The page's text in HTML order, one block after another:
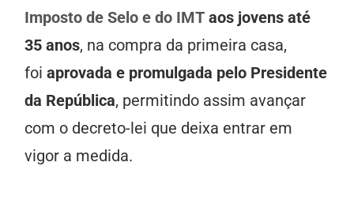
Imposto de Selo e do IMT aos jovens até
35 anos, na compra da primeira casa,
foiaprovada e promulgada pelo Presidente
da República, permitindo assim avançar
com o decreto-lei que deixa entrar em
vigor a medida.